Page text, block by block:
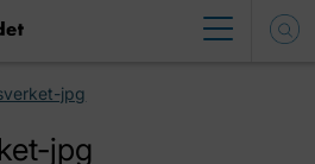
jpg
jpg